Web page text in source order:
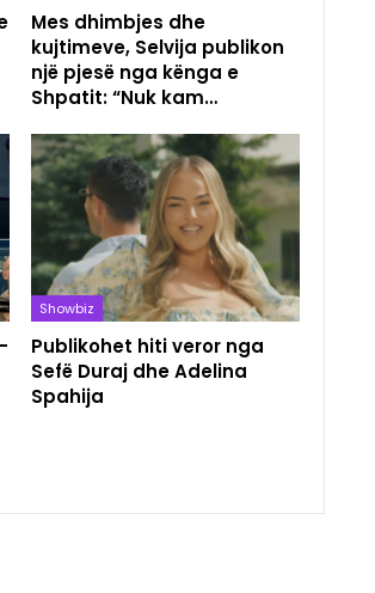
Mes dhimbjes dhe
kujtimeve, Selvija publikon
një pjesë nga kënga e
Shpatit: “Nuk kam…
Showbiz
Publikohet hiti veror nga
Sefë Duraj dhe Adelina
Spahija